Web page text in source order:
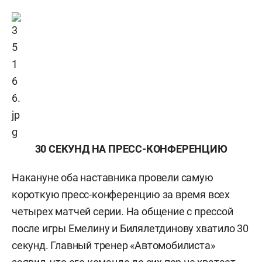
30 СЕКУНД НА ПРЕСС-КОНФЕРЕНЦИЮ
Накануне оба наставника провели самую
короткую пресс-конференцию за время всех
четырех матчей серии. На общение с прессой
после игры Емелину и Билялетдинову хватило 30
секунд. Главный тренер «Автомобилиста»